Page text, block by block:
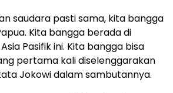
saudara pasti sama, kita bangga
Kita bangga berada di
Pasifik ini. Kita bangga bisa
pertama kali diselenggarakan
Jokowi dalam sambutannya.